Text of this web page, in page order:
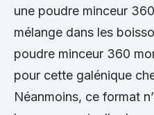
une poudre minceur
mélange dans les
poudre minceur 360
pour cette galénique
Néanmoins, ce format